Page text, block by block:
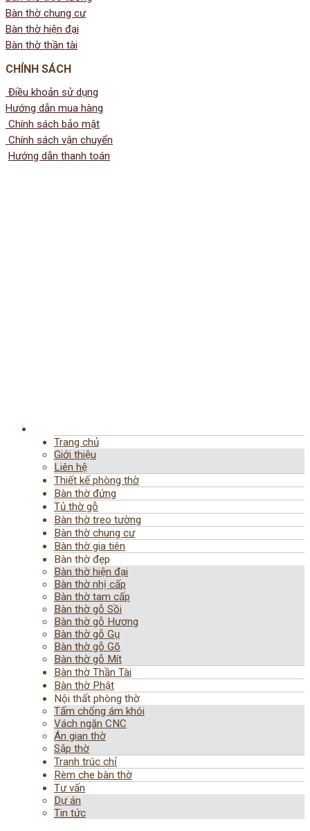
Bàn thờ chung cư
Bàn thờ hiện đại
Bàn thờ thần tài
CHÍNH SÁCH
Điều khoản sử dụng
Hướng dẫn mua hàng
Chính sách bảo mật
Chính sách vận chuyển
Hướng dẫn thanh toán
Trang chủ
Giới thiệu
Liên hệ
Thiết kế phòng thờ
Bàn thờ đứng
Tủ thờ gỗ
Bàn thờ treo tường
Bàn thờ chung cư
Bàn thờ gia tiên
Bàn thờ đẹp
Bàn thờ hiện đại
Bàn thờ nhị cấp
Bàn thờ tam cấp
Bàn thờ gỗ Sồi
Bàn thờ gỗ Hương
Bàn thờ gỗ Gụ
Bàn thờ gỗ Gõ
Bàn thờ gỗ Mít
Bàn thờ Thần Tài
Bàn thờ Phật
Nội thất phòng thờ
Tấm chống ám khói
Vách ngăn CNC
Án gian thờ
Sập thờ
Tranh trúc chỉ
Rèm che bàn thờ
Tư vấn
Dự án
Tin tức